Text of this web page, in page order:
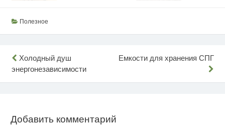
Полезное
Навигация
по
Холодный душ
энергонезависимости
Емкости для хранения СПГ
Добавить комментарий